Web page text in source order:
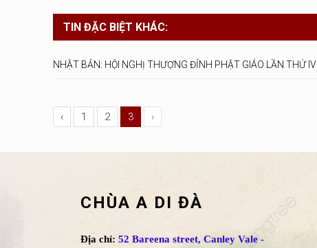
TIN ĐẶC BIỆT KHÁC:
NHẬT BẢN: HỘI NGHỊ THƯỢNG ĐỈNH PHẬT GIÁO LẦN THỨ IV
‹ 1 2 3 ›
CHÙA A DI ĐÀ
Địa chỉ: 52 Bareena street, Canley Vale -